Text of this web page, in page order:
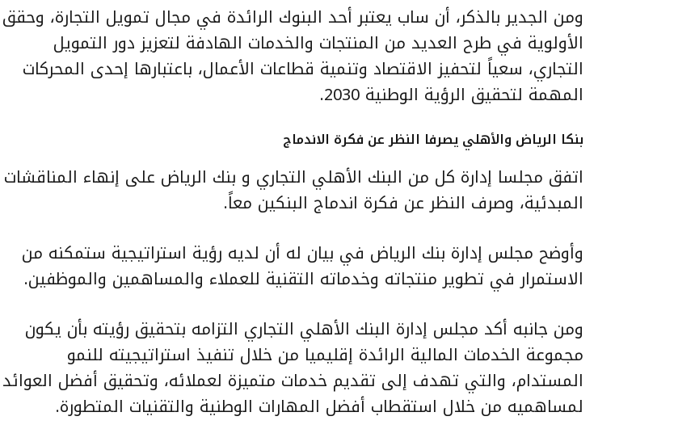
ومن الجدير بالذكر، أن ساب يعتبر أحد البنوك الرائدة في مجال تمويل التجارة، وحقق
الأولوية في طرح العديد من المنتجات والخدمات الهادفة لتعزيز دور التمويل
التجاري، سعياً لتحفيز الاقتصاد وتنمية قطاعات الأعمال، باعتبارها إحدى المحركات
المهمة لتحقيق الرؤية الوطنية 2030.
بنكا الرياض والأهلييصرفا النظر عن فكرة الاندماج
اتفق مجلسا إدارة كل من البنك الأهلي التجاري و بنك الرياض على إنهاء المناقشات
المبدئية، وصرف النظر عن فكرة اندماج البنكين معاً.
وأوضح مجلس إدارة بنك الرياض في بيان له أن لديه رؤية استراتيجية ستمكنه من
الاستمرار في تطوير منتجاته وخدماته التقنية للعملاء والمساهمين والموظفين.
ومن جانبه أكد مجلس إدارة البنك الأهلي التجاري التزامه بتحقيق رؤيته بأن يكون
مجموعة الخدمات المالية الرائدة إقليميا من خلال تنفيذ استراتيجيته للنمو
المستدام، والتي تهدف إلى تقديم خدمات متميزة لعملائه، وتحقيق أفضل العوائد
لمساهميه من خلال استقطاب أفضل المهارات الوطنية والتقنيات المتطورة.